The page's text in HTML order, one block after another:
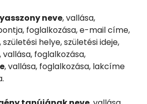
neve, vallása,
foglalkozása, e-mail címe,
helye, születési ideje,
, vallása, foglalkozása,
, vallása, foglalkozása, lakcíme